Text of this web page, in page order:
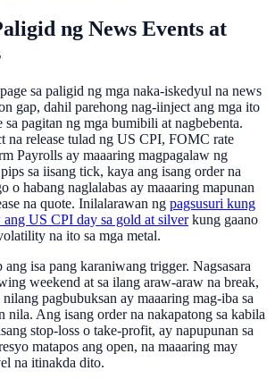
ng News Events at
sa paligid ng mga naka-iskedyul na news
gap, dahil parehong nag-iinject ang mga ito
pagitan ng mga bumibili at nagbebenta.
na release tulad ng US CPI, FOMC rate
Payrolls ay maaaring magpagalaw ng
sa iisang tick, kaya ang isang order na
o habang naglalabas ay maaaring mapunan
na quote. Inilalarawan ng pagsusuri kung
ang US CPI day sa gold at silverkung gaano
na ito sa mga metal.
ang isa pang karaniwang trigger. Nagsasara
weekend at sa ilang araw-araw na break,
pagbubuksan ay maaaring mag-iba sa
nila. Ang isang order na nakapatong sa kabila
stop-loss o take-profit, ay napupunan sa
matapos ang open, na maaaring may
na itinakda dito.